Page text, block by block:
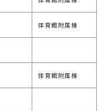
体育館附属棟
体育館附属棟